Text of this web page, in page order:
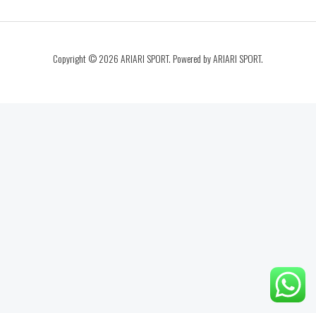
Copyright © 2026 ARIARI SPORT. Powered by ARIARI SPORT.